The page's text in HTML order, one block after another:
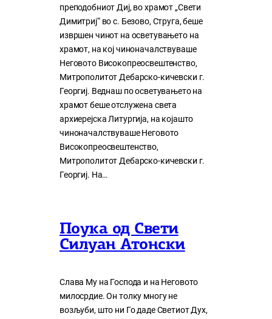
преподобниот Диј, во храмот „Свети
Димитриј“ во с. Безово, Струга, беше
извршен чинот на осветувањето на
храмот, на кој чиноначалствуваше
Неговото Високопреосвештенство,
Митрополитот Дебарско-кичевски г.
Георгиј. Веднаш по осветувањето на
храмот беше отслужена света
архиерејска Литургија, на којашто
чиноначалствуваше Неговото
Високопреосвештенство,
Митрополитот Дебарско-кичевски г.
Георгиј. На…
Поука од Свети
Силуан Атонски
Слава Му на Господа и на Неговото
милосрдие. Он толку многу нe
возљуби, што ни Го даде Светиот Дух,